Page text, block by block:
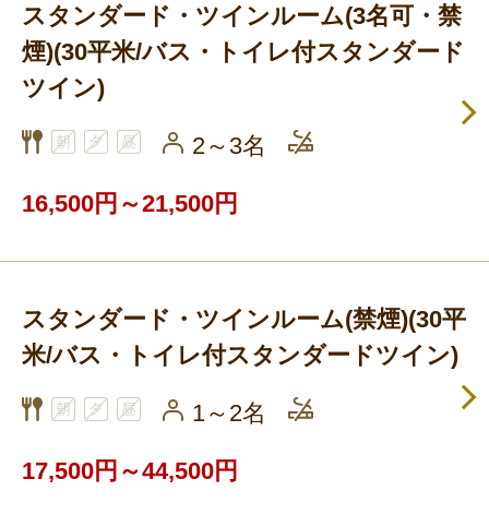
スタンダード・ツインルーム(3名可・禁
煙)(30平米/バス・トイレ付スタンダード
ツイン)
2～3名
16,500円～21,500円
スタンダード・ツインルーム(禁煙)(30平
米/バス・トイレ付スタンダードツイン)
1～2名
17,500円～44,500円